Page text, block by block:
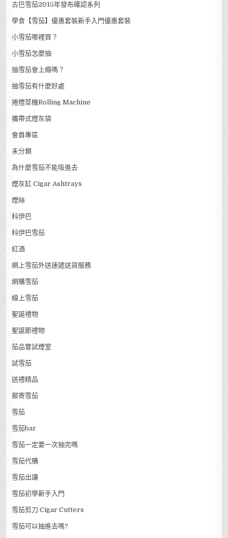
古巴雪茄2015年發布確認系列
學食【雪茄】優惠套裝新手入門優惠套裝
小雪茄哪裡買？
小雪茄怎麼抽
抽雪茄會上癮嗎？
抽雪茄有什麼好處
捲煙草機Rolling Machine
攜帶式煙灰袋
會員專區
未分類
為什麼雪茄不能吸進去
煙灰缸 Cigar Ashtrays
煙絲
科伊巴
科伊巴雪茄
紅酒
網上雪茄外送速遞送貨服務
網購雪茄
線上雪茄
聖誕禮物
聖誕節禮物
茄品嘗試煙室
試雪茄
送禮精品
郵寄雪茄
雪茄
雪茄bar
雪茄一定要一次抽完嗎
雪茄代購
雪茄出讓
雪茄初學新手入門
雪茄剪刀 Cigar Cutters
雪茄可以抽進去嗎?